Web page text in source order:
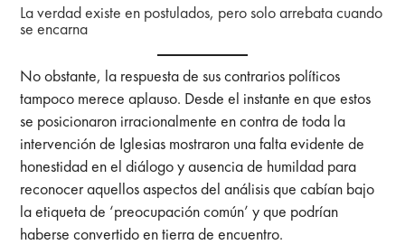
La verdad existe en postulados, pero solo arrebata cuando
se encarna
No obstante, la respuesta de sus contrarios políticos
tampoco merece aplauso. Desde el instante en que estos
se posicionaron irracionalmente en contra de toda la
intervención de Iglesias mostraron una falta evidente de
honestidad en el diálogo y ausencia de humildad para
reconocer aquellos aspectos del análisis que cabían bajo
la etiqueta de ‘preocupación común’ y que podrían
haberse convertido en tierra de encuentro.